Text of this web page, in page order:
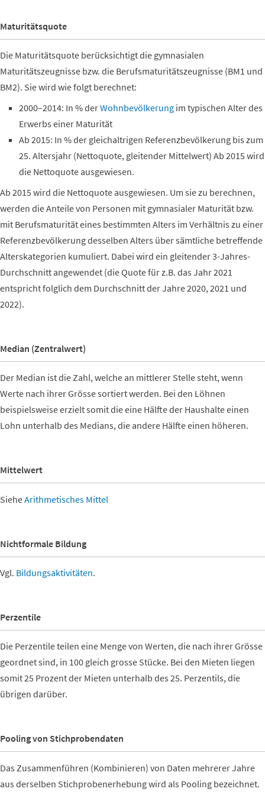
Maturitätsquote
Die Maturitätsquote berücksichtigt die gymnasialen
Maturitätszeugnisse bzw. die Berufsmaturitätszeugnisse (BM1 und
BM2). Sie wird wie folgt berechnet:
2000–2014: In % derWohnbevölkerung im typischen Alter des
Erwerbs einer Maturität
Ab 2015: In % der gleichaltrigen Referenzbevölkerung bis zum
25. Altersjahr (Nettoquote, gleitender Mittelwert) Ab 2015 wird
die Nettoquote ausgewiesen.
Ab 2015 wird die Nettoquote ausgewiesen. Um sie zu berechnen,
werden die Anteile von Personen mit gymnasialer Maturität bzw.
mit Berufsmaturität eines bestimmten Alters im Verhältnis zu einer
Referenzbevölkerung desselben Alters über sämtliche betreffende
Alterskategorien kumuliert. Dabei wird ein gleitender 3-Jahres-
Durchschnitt angewendet (die Quote für z.B. das Jahr 2021
entspricht folglich dem Durchschnitt der Jahre 2020, 2021 und
2022).
Median (Zentralwert)
Der Median ist die Zahl, welche an mittlerer Stelle steht, wenn
Werte nach ihrer Grösse sortiert werden. Bei den Löhnen
beispielsweise erzielt somit die eine Hälfte der Haushalte einen
Lohn unterhalb des Medians, die andere Hälfte einen höheren.
Mittelwert
SieheArithmetisches Mittel
Nichtformale Bildung
Vgl. Bildungsaktivitäten.
Perzentile
Die Perzentile teilen eine Menge von Werten, die nach ihrer Grösse
geordnet sind, in 100 gleich grosse Stücke. Bei den Mieten liegen
somit 25 Prozent der Mieten unterhalb des 25. Perzentils, die
übrigen darüber.
Pooling von Stichprobendaten
Das Zusammenführen (Kombinieren) von Daten mehrerer Jahre
aus derselben Stichprobenerhebung wird als Pooling bezeichnet.